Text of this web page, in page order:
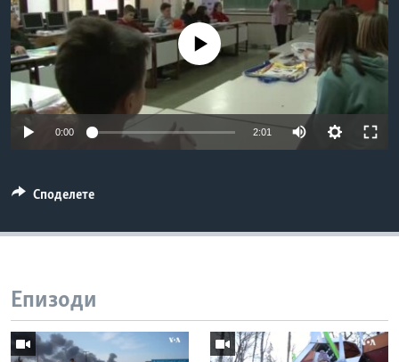
ИНТЕРВЈУА
Јазици
No media source currently available
0:00 2:01
Споделете
Епизоди